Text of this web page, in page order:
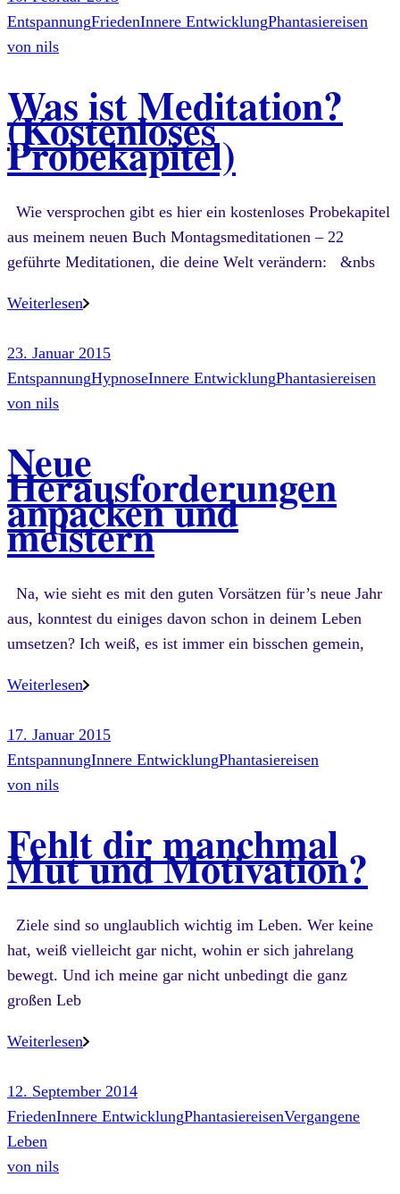
EntspannungFriedenInnere EntwicklungPhantasiereisen
von nils
Was ist Meditation?
(Kostenloses
Probekapitel)
Wie versprochen gibt es hier ein kostenloses Probekapitel
aus meinem neuen Buch Montagsmeditationen – 22
geführte Meditationen, die deine Welt verändern: &nbs
Weiterlesen
23. Januar 2015
EntspannungHypnoseInnere EntwicklungPhantasiereisen
von nils
Neue
Herausforderungen
anpacken und
meistern
Na, wie sieht es mit den guten Vorsätzen für’s neue Jahr
aus, konntest du einiges davon schon in deinem Leben
umsetzen? Ich weiß, es ist immer ein bisschen gemein,
Weiterlesen
17. Januar 2015
EntspannungInnere EntwicklungPhantasiereisen
von nils
Fehlt dir manchmal
Mut und Motivation?
Ziele sind so unglaublich wichtig im Leben. Wer keine
hat, weiß vielleicht gar nicht, wohin er sich jahrelang
bewegt. Und ich meine gar nicht unbedingt die ganz
großen Leb
Weiterlesen
12. September 2014
FriedenInnere EntwicklungPhantasiereisenVergangene
Leben
von nils